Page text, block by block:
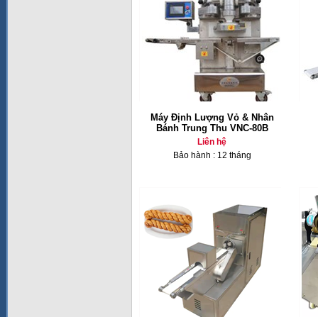
Máy Định Lượng Vỏ & Nhân
Bánh Trung Thu VNC-80B
Liên hệ
Bảo hành : 12 tháng